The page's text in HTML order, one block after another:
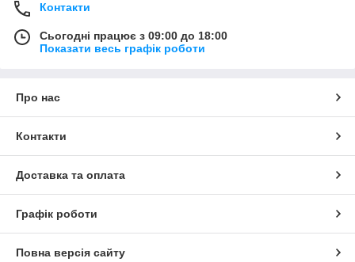
Контакти
Сьогодні працює з 09:00 до 18:00
Показати весь графік роботи
Про нас
Контакти
Доставка та оплата
Графік роботи
Повна версія сайту